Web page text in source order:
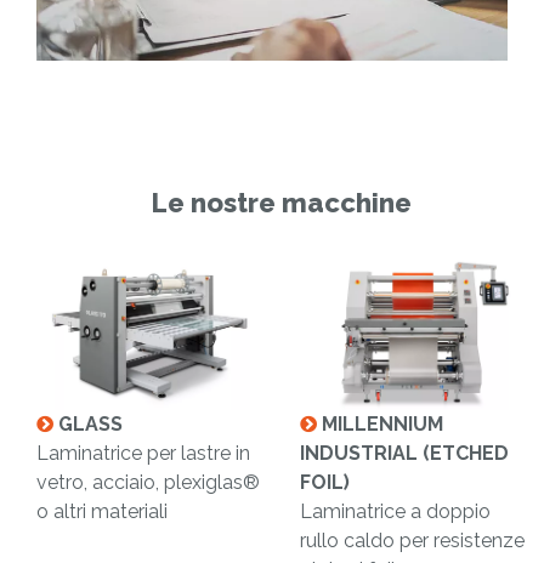
Le nostre macchine
GLASS
Laminatrice per lastre in
vetro, acciaio, plexiglas®
o altri materiali
MILLENNIUM
INDUSTRIAL (ETCHED
FOIL)
Laminatrice a doppio
rullo caldo per resistenze